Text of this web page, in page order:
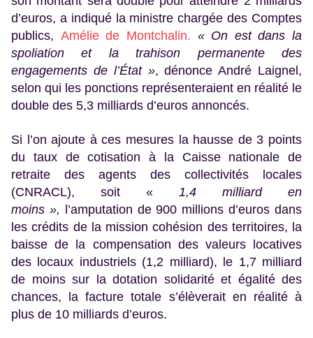
d’euros, a indiqué la ministre chargée des Comptes
publics, Amélie de Montchalin. « On est dans la
spoliation et la trahison permanente des
engagements de l’État », dénonce André Laignel,
selon qui les ponctions représenteraient en réalité le
double des 5,3 milliards d’euros annoncés.
Si l’on ajoute à ces mesures la hausse de 3 points
du taux de cotisation à la Caisse nationale de
retraite des agents des collectivités locales
(CNRACL), soit « 1,4 milliard en
moins »,
l’amputation de 900 millions d’euros dans
les crédits de la mission cohésion des territoires, la
baisse de la compensation des valeurs locatives
des locaux industriels (1,2 milliard), le 1,7 milliard
de moins sur la dotation solidarité et égalité des
chances, la facture totale s’élèverait en réalité à
plus de 10 milliards d’euros.